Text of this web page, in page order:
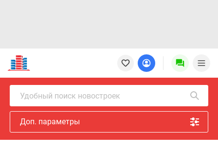
Новостройки
Квартиры
Ипотека
Новостройки
Москвы
Новостройки
Подмосковья
Новостройки
Удобный поиск новостроек
Доп. параметры